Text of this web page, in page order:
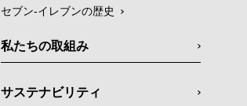
セブン-イレブンの歴史
私たちの取組み
サステナビリティ